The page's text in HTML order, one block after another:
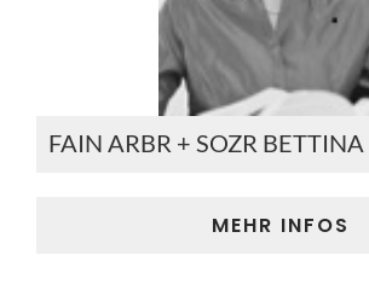
FAIN ARBR + SOZR
MEHR INFOS